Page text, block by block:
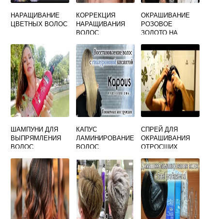
НАРАЩИВАНИЕ
ЦВЕТНЫХ ВОЛОС
КОРРЕКЦИЯ
НАРАЩИВАНИЯ
ВОЛОС
ОКРАШИВАНИЕ
РОЗОВОЕ
ЗОЛОТО НА
ШАМПУНИ ДЛЯ
ВЫПРЯМЛЕНИЯ
ВОЛОС
КАПУС
ЛАМИНИРОВАНИЕ
ВОЛОС
СПРЕЙ ДЛЯ
ОКРАШИВАНИЯ
ОТРОСШИХ